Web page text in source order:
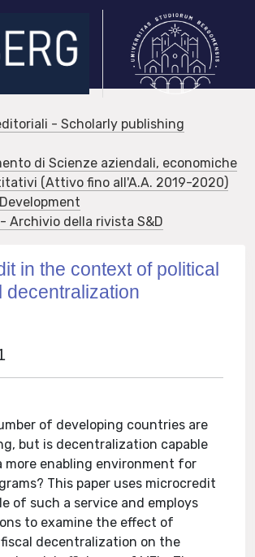
- Scholarly publishing
di Scienze aziendali, economiche
(Attivo fino all'A.A. 2019-2020)
Archivio della rivista S&D
in the context of political
decentralization
of developing countries are
but is decentralization capable
more enabling environment for
This paper uses microcredit
of such a service and employs
to examine the effect of
decentralization on the